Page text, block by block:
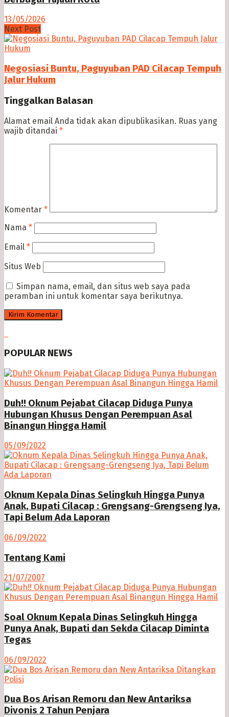
13/05/2026
Next Post
Negosiasi Buntu, Paguyuban PAD Cilacap Tempuh
Jalur Hukum
Tinggalkan Balasan
Alamat email Anda tidak akan dipublikasikan. Ruas yang
wajib ditandai *
Komentar *
Nama *
Email *
Situs Web
Simpan nama, email, dan situs web saya pada
peramban ini untuk komentar saya berikutnya.
POPULAR NEWS
Duh!! Oknum Pejabat Cilacap Diduga Punya
Hubungan Khusus Dengan Perempuan Asal
Binangun Hingga Hamil
05/09/2022
Oknum Kepala Dinas Selingkuh Hingga Punya
Anak, Bupati Cilacap : Grengsang-Grengseng Iya,
Tapi Belum Ada Laporan
06/09/2022
Tentang Kami
21/07/2007
Soal Oknum Kepala Dinas Selingkuh Hingga
Punya Anak, Bupati dan Sekda Cilacap Diminta
Tegas
06/09/2022
Dua Bos Arisan Remoru dan New Antariksa
Divonis 2 Tahun Penjara